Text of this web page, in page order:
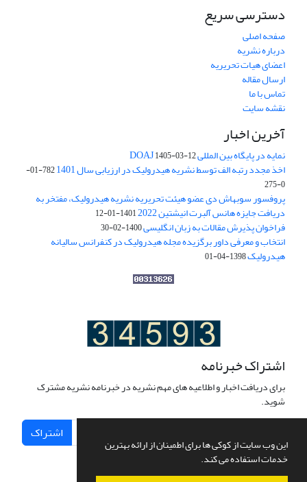
این وب سایت از کوکی ها برای اطمینان از ارائه بهترین
خدمات استفاده می کند.
دسترسی سریع
صفحه اصلی
درباره نشریه
اعضای هیات تحریریه
ارسال مقاله
تماس با ما
نقشه سایت
آخرین اخبار
نمایه در پایگاه بین المللی DOAJ1405-03-12
اخذ مجدد رتبه الف توسط نشریه هیدرولیک در ارزیابی سال 1401
782-01-
0-275
پروفسور سوبهاش دی عضو هیئت تحریریه نشریه هیدرولیک، مفتخر به
دریافت جایزه هانس آلبرت انیشتین 2022 1401-01-12
فراخوان پذیرش مقالات به زبان انگلیسی1400-02-30
انتخاب و معرفی داور برگزیده مجله هیدرولیک در کنفرانس سالیانه
هیدرولیک1398-04-01
اشتراک خبرنامه
برای دریافت اخبار و اطلاعیه های مهم نشریه در خبرنامه نشریه مشترک
شوید.
اشتراک